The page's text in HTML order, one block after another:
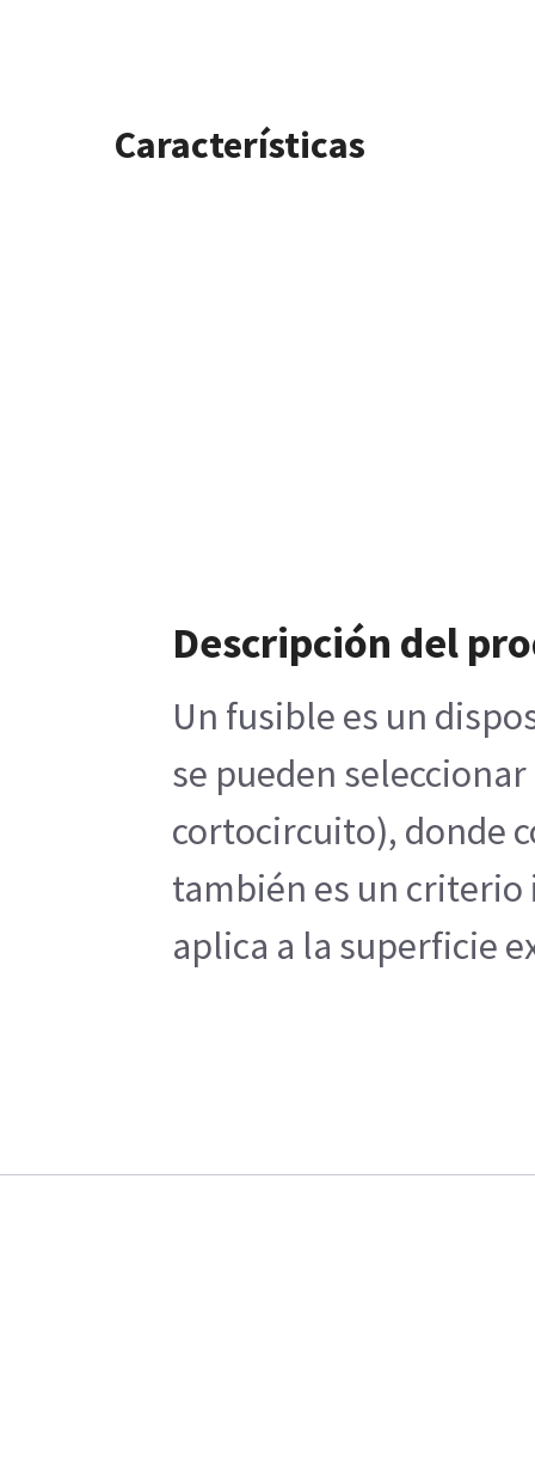
Características
Descripción del
Un fusible es un
se pueden
cortocircuito), donde
también es un criterio
aplica a la superficie